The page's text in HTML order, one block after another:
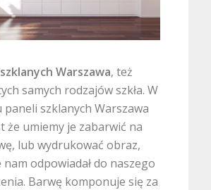
Warszawa, też
samych rodzajów szkła. W
paneli szklanych Warszawa
że umiemy je zabarwić na
lub wydrukować obraz,
nam odpowiadał do naszego
Barwę komponuje się za